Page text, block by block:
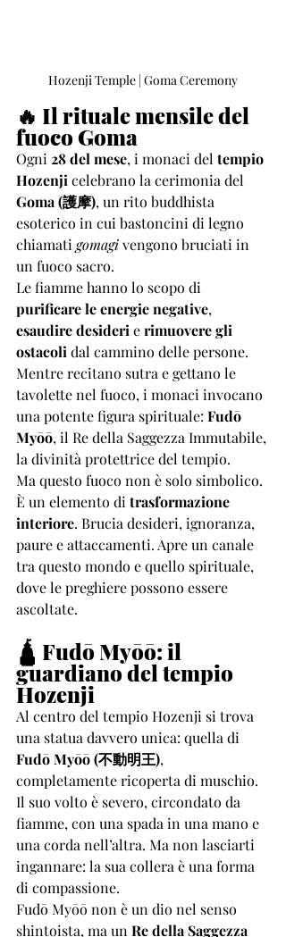
Hozenji Temple | Goma Ceremony
🔥 Il rituale mensile del
fuoco Goma
Ogni 28 del mese, i monaci del tempio
Hozenji celebrano la cerimonia del
Goma (護摩), un rito buddhista
esoterico in cui bastoncini di legno
chiamati gomagi vengono bruciati in
un fuoco sacro.
Le fiamme hanno lo scopo di
purificare le energie negative,
esaudire desideri e rimuovere gli
ostacoli dal cammino delle persone.
Mentre recitano sutra e gettano le
tavolette nel fuoco, i monaci invocano
una potente figura spirituale: Fudō
Myōō, il Re della Saggezza Immutabile,
la divinità protettrice del tempio.
Ma questo fuoco non è solo simbolico.
È un elemento di trasformazione
interiore. Brucia desideri, ignoranza,
paure e attaccamenti. Apre un canale
tra questo mondo e quello spirituale,
dove le preghiere possono essere
ascoltate.
🛕 Fudō Myōō: il
guardiano del tempio
Hozenji
Al centro del tempio Hozenji si trova
una statua davvero unica: quella di
Fudō Myōō (不動明王),
completamente ricoperta di muschio.
Il suo volto è severo, circondato da
fiamme, con una spada in una mano e
una corda nell’altra. Ma non lasciarti
ingannare: la sua collera è una forma
di compassione.
Fudō Myōō non è un dio nel senso
shintoista, ma un Re della Saggezza